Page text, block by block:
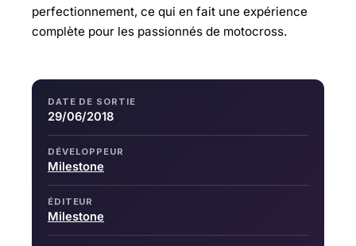
perfectionnement, ce qui en fait une expérience
complète pour les passionnés de motocross.
DATE DE SORTIE
29/06/2018
DÉVELOPPEUR
Milestone
ÉDITEUR
Milestone